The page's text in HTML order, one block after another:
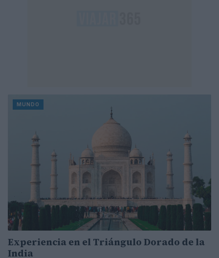
MUNDO
Experiencia en el Triángulo Dorado de la
India